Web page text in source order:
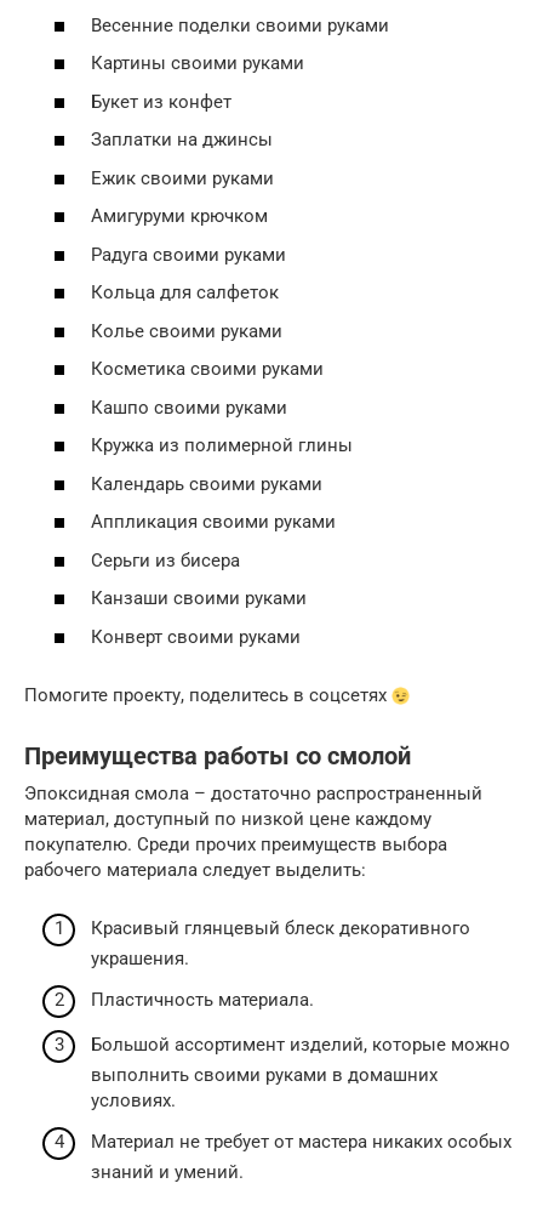
Весенние поделки своими руками
Картины своими руками
Букет из конфет
Заплатки на джинсы
Ежик своими руками
Амигуруми крючком
Радуга своими руками
Кольца для салфеток
Колье своими руками
Косметика своими руками
Кашпо своими руками
Кружка из полимерной глины
Календарь своими руками
Аппликация своими руками
Серьги из бисера
Канзаши своими руками
Конверт своими руками
Помогите проекту, поделитесь в соцсетях
Преимущества работы со смолой
Эпоксидная смола – достаточно распространенный
материал, доступный по низкой цене каждому
покупателю. Среди прочих преимуществ выбора
рабочего материала следует выделить:
Красивый глянцевый блеск декоративного
украшения.
Пластичность материала.
Большой ассортимент изделий, которые можно
выполнить своими руками в домашних
условиях.
Материал не требует от мастера никаких особых
знаний и умений.